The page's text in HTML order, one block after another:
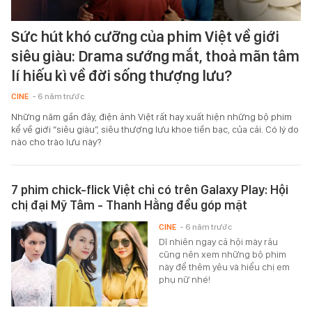
Sức hút khó cưỡng của phim Việt về giới
siêu giàu: Drama sướng mắt, thoả mãn tâm
lí hiếu kì về đời sống thượng lưu?
CINE - 6 năm trước
Những năm gần đây, điện ảnh Việt rất hay xuất hiện những bộ phim
kể về giới “siêu giàu”, siêu thượng lưu khoe tiền bạc, của cải. Có lý do
nào cho trào lưu này?
7 phim chick-flick Việt chỉ có trên Galaxy Play: Hội
chị đại Mỹ Tâm - Thanh Hằng đều góp mặt
Dĩ nhiên ngay cả hội mày râu
cũng nên xem những bộ phim
này để thêm yêu và hiểu chị em
phụ nữ nhé!
CINE - 6 năm trước